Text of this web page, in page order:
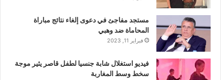
مستجد مفاجئ في دعوى إلغاء نتائج مباراة
المحاماة ضد وهبي
فبراير 11, 2023
فيديو استغلال شابة جنسيا لطفل قاصر يثير موجة
سخط وسط المغاربة